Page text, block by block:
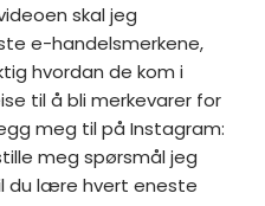
skal jeg
e-handelsmerkene,
hvordan de kom i
til å bli merkevarer for
meg til på Instagram:
meg spørsmål jeg
du lære hvert eneste